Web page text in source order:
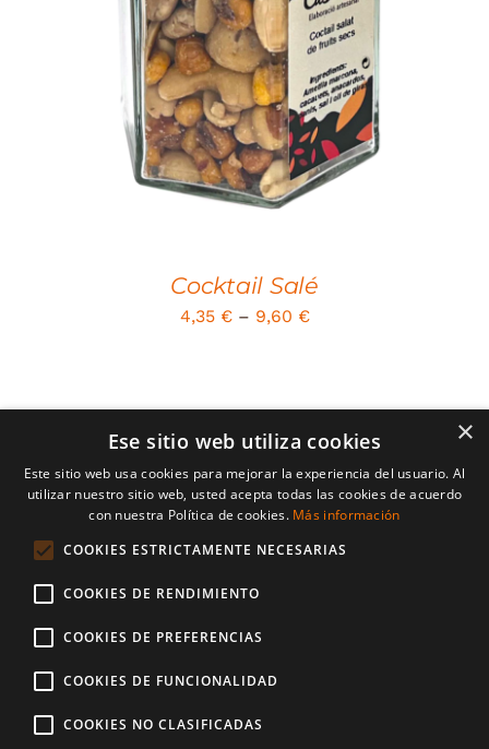
DETAILS
Cocktail Salé
4,35 €– 9,60 €
© Copyright 2026 | Casa Ros | Tots els drets resevats | desenvolupat
perCompsaOnline
Avís Legal
Política d’enviaments i devolucions
Mètodes de Pagament
×
Ese sitio web utiliza cookies
Este sitio web usa cookies para mejorar la experiencia del usuario. Al
utilizar nuestro sitio web, usted acepta todas las cookies de acuerdo
con nuestra Política de cookies. Más información
COOKIES ESTRICTAMENTE NECESARIAS
COOKIES DE RENDIMIENTO
COOKIES DE PREFERENCIAS
COOKIES DE FUNCIONALIDAD
COOKIES NO CLASIFICADAS